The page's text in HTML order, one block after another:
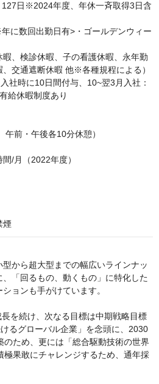
日※2024年度、年休一斉取得3日含
に数回出勤日有>・ゴールデンウィー
、検診休暇、子の看護休暇、永年勤
交通遮断休暇 他※各種規程による）
社時に10日間付与、10~翌3月入社：
給休暇制度あり
/月（2022年度）
煙
から超大型までの幅広いラインナッ
「回るもの、動くもの」に特化した
ョンも手がけています。
を続け、次なる目標は中期戦略目標
るグローバル企業」を念頭に、2030
ため、更には「総合駆動技術の世界
極果敢にチャレンジするため、通年採